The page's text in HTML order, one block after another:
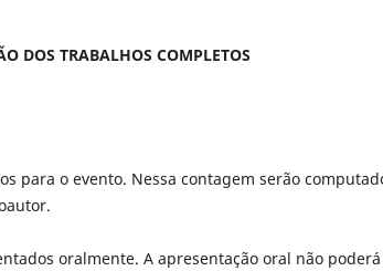
DOS TRABALHOS COMPLETOS
para o evento. Nessa contagem serão
oralmente. A apresentação oral não poderá